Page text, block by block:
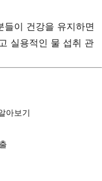
이 건강을 유지하면
실용적인 물 섭취 관
아보기